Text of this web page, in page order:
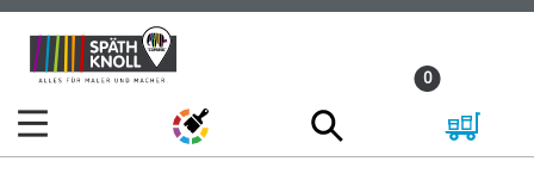
Zum
Inhalt
Zum
Navigationsmenü
0